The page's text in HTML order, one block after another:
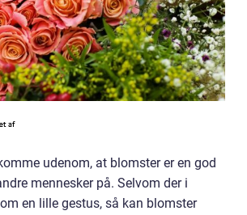
udenom, at blomster er en god
mennesker på. Selvom der i
en lille gestus, så kan blomster